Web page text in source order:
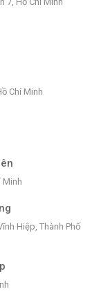
Chí Minh
Minh
Hiệp, Thành Phố